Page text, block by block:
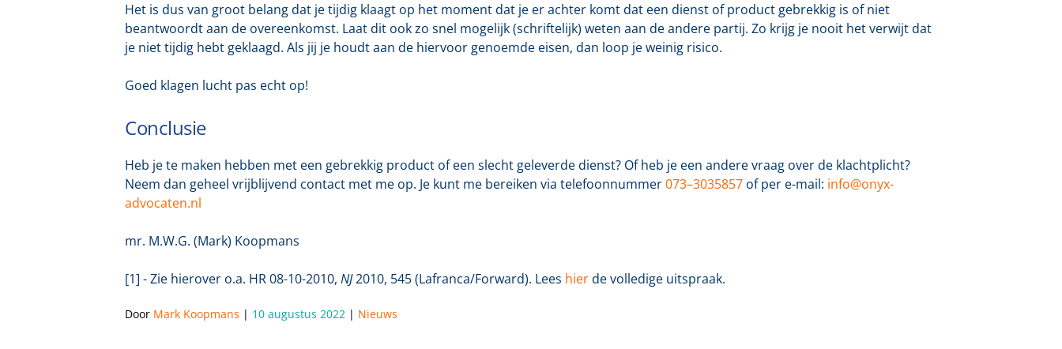
Het is dus van groot belang dat je tijdig klaagt op het moment dat je er achter komt dat een dienst of product gebrekkig is of niet
beantwoordt aan de overeenkomst. Laat dit ook zo snel mogelijk (schriftelijk) weten aan de andere partij. Zo krijg je nooit het verwijt dat
je niet tijdig hebt geklaagd. Als jij je houdt aan de hiervoor genoemde eisen, dan loop je weinig risico.
Goed klagen lucht pas echt op!
Conclusie
Heb je te maken hebben met een gebrekkig product of een slecht geleverde dienst? Of heb je een andere vraag over de klachtplicht?
Neem dan geheel vrijblijvend contact met me op. Je kunt me bereiken via telefoonnummer073–3035857 of per e-mail: info@onyx-
advocaten.nl
mr. M.W.G. (Mark) Koopmans
[1] - Zie hierover o.a. HR 08-10-2010,NJ2010, 545 (Lafranca/Forward). Lees hierde volledige uitspraak.
Door Mark Koopmans | 10 augustus 2022 | Nieuws